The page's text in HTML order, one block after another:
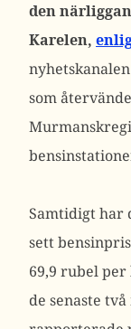
den
Karelen,
som
Samtidigt har
sett
69,9 rubel
de senaste